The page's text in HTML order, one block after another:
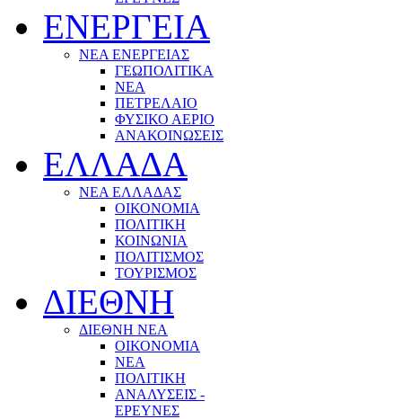
ΕΝΕΡΓΕΙΑ
ΝΕΑ ΕΝΕΡΓΕΙΑΣ
ΓΕΩΠΟΛΙΤΙΚΑ
ΝΕΑ
ΠΕΤΡΕΛΑΙΟ
ΦΥΣΙΚΟ ΑΕΡΙΟ
ΑΝΑΚΟΙΝΩΣΕΙΣ
ΕΛΛΑΔΑ
ΝΕΑ ΕΛΛΑΔΑΣ
ΟΙΚΟΝΟΜΙΑ
ΠΟΛΙΤΙΚΗ
ΚΟΙΝΩΝΙΑ
ΠΟΛΙΤΙΣΜΟΣ
ΤΟΥΡΙΣΜΟΣ
ΔΙΕΘΝΗ
ΔΙΕΘΝΗ ΝΕΑ
ΟΙΚΟΝΟΜΙΑ
ΝΕΑ
ΠΟΛΙΤΙΚΗ
ΑΝΑΛΥΣΕΙΣ -
ΕΡΕΥΝΕΣ